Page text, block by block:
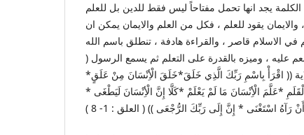
الكلمة يجد انها تحمل مفتاحاً ليس فقط للدين بل للعلم
والايمان يقود للعلم ، فكل من العلم والايمان يمكن ان
في الاسلام قاصر ، والقراءة هادفة ، تنطلق باسم الله
عليه ، وميزه بالقدرة على التعلم ثم يسمع الرسول (
(( اقْرَأْ بِاسْمِ رَبِّكَ الَّذِي خَلَقَ*خَلَقَ الْأِنْسَانَ مِنْ عَلَقٍ*
*عَلَّمَ الْأِنْسَانَ مَا لَمْ يَعْلَمْ *كَلَّا إِنَّ الْأِنْسَانَ لَيَطْغَى *